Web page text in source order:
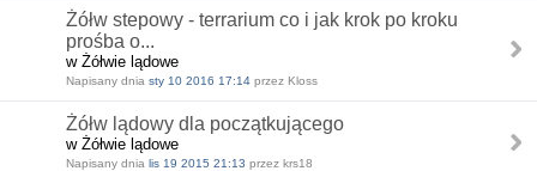
Żółw stepowy - terrarium co i jak krok po kroku
prośba o...
w Żółwie lądowe
Napisany dnia sty 10 2016 17:14 przez Kloss
Żółw lądowy dla początkującego
w Żółwie lądowe
Napisany dnia lis 19 2015 21:13 przez krs18